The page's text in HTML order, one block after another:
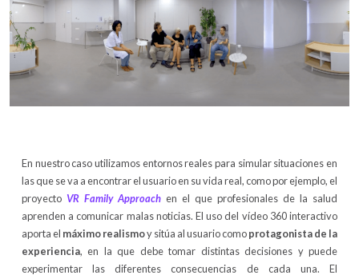
En nuestro caso utilizamos entornos reales para simular situaciones en
las que se va a encontrar el usuario en su vida real, como por ejemplo, el
proyecto VR Family Approach en el que profesionales de la salud
aprenden a comunicar malas noticias. El uso del vídeo 360 interactivo
aporta el máximo realismoy sitúa al usuario comoprotagonista de la
experiencia, en la que debe tomar distintas decisiones y puede
experimentar las diferentes consecuencias de cada una. El